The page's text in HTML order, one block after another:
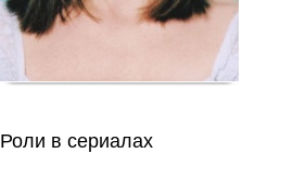
Роли в сериалах